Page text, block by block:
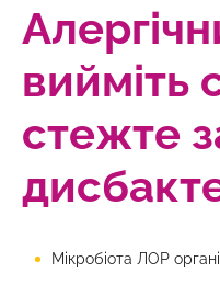
вийміть
стежте
Мікробіота ЛОР